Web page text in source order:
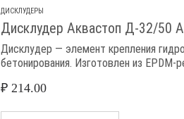
ДИСКЛУДЕРЫ
Дисклудер Аквастоп Д-32/50
Дисклудер — элемент крепления
бетонирования. Изготовлен из
₽214.00